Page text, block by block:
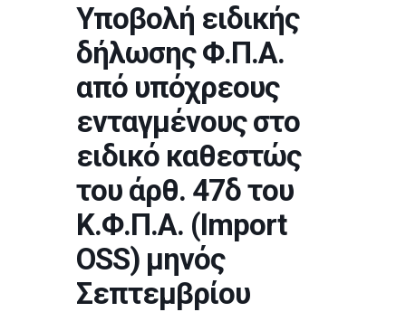
Υποβολή ειδικής
δήλωσης Φ.Π.Α.
από υπόχρεους
ενταγμένους στο
ειδικό καθεστώς
του άρθ. 47δ του
Κ.Φ.Π.Α. (Import
OSS) μηνός
Σεπτεμβρίου